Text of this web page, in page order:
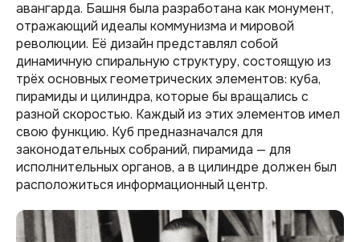
авангарда. Башня была разработана как монумент,
отражающий идеалы коммунизма и мировой
революции. Её дизайн представлял собой
динамичную спиральную структуру, состоящую из
трёх основных геометрических элементов: куба,
пирамиды и цилиндра, которые бы вращались с
разной скоростью. Каждый из этих элементов имел
свою функцию. Куб предназначался для
законодательных собраний, пирамида — для
исполнительных органов, а в цилиндре должен был
расположиться информационный центр.